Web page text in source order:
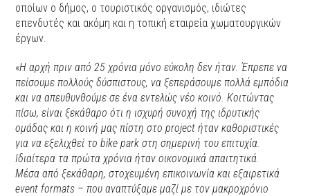
οποίων ο δήμος, ο τουριστικός οργανισμός, ιδιώτες
επενδυτές και ακόμη και η τοπική εταιρεία χωματουργικών
έργων.
«Η αρχή πριν από 25 χρόνια μόνο εύκολη δεν ήταν. Έπρεπε να
πείσουμε πολλούς δύσπιστους, να ξεπεράσουμε πολλά εμπόδια
και να απευθυνθούμε σε ένα εντελώς νέο κοινό. Κοιτώντας
πίσω, είναι ξεκάθαρο ότι η ισχυρή συνοχή της ιδρυτικής
ομάδας και η κοινή μας πίστη στο project ήταν καθοριστικές
για να εξελιχθεί το bike park στη σημερινή του επιτυχία.
Ιδιαίτερα τα πρώτα χρόνια ήταν οικονομικά απαιτητικά.
Μέσα από ξεκάθαρη, στοχευμένη επικοινωνία και εξαιρετικά
event formats – που αναπτύξαμε μαζί με τον μακροχρόνιο